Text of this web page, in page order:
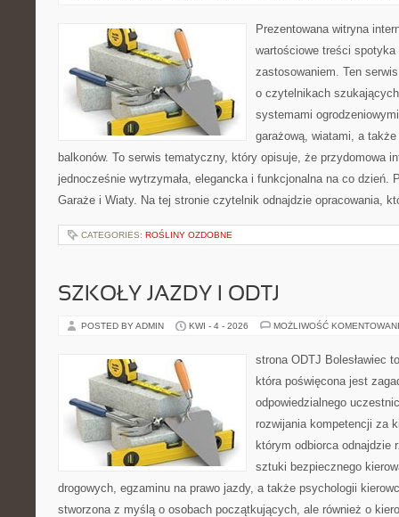
Prezentowana witryna
wartościowe treści
zastosowaniem. Ten
o czytelnikach
systemami
garażową, wiatami, a
balkonów. To serwis tematyczny, który opisuje, że przydomowa
jednocześnie wytrzymała, elegancka i funkcjonalna na co dzień.
Garaże i Wiaty. Na tej stronie czytelnik odnajdzie opracowania,
CATEGORIES: ROŚLINY OZDOBNE
SZKOŁY JAZDY I ODTJ
POSTED BY ADMIN KWI - 4 - 2026 MOŻLIWOŚĆ
strona ODTJ Bolesławiec
która poświęcona jest
odpowiedzialnego
rozwijania kompetencji za
którym odbiorca odnajdzie
sztuki bezpiecznego
drogowych, egzaminu na prawo jazdy, a także psychologii
stworzona z myślą o osobach początkujących, ale również o